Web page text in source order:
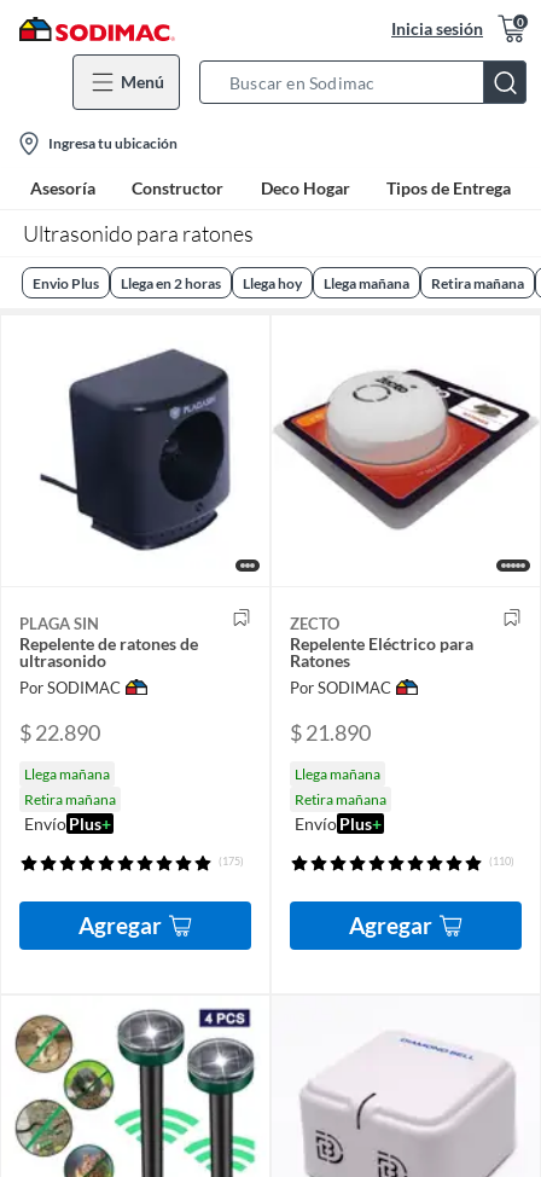
Inicia sesión 0
Menú
Bar
location-
icon
Ingresa tu ubicación
Asesoría Constructor Deco Hogar Tipos de Entrega
Ultrasonido para ratones
Envio Plus Llega en 2 horas Llega hoy Llega mañana Retira mañana
PLAGA SIN
Repelente de ratones de
ultrasonido
Por SODIMAC
$ 22.890
Llega mañana
Retira mañana
EnvíoPlus+
(175)
Agregar
ZECTO
Repelente Eléctrico para
Ratones
Por SODIMAC
$ 21.890
Llega mañana
Retira mañana
EnvíoPlus+
(110)
Agregar